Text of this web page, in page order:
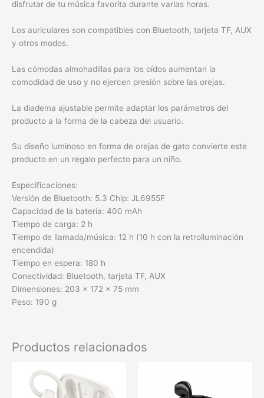
disfrutar de tu música favorita durante varias horas.
Los auriculares son compatibles con Bluetooth, tarjeta TF, AUX
y otros modos.
Las cómodas almohadillas para los oídos aumentan la
comodidad de uso y no ejercen presión sobre las orejas.
La diadema ajustable permite adaptar los parámetros del
producto a la forma de la cabeza del usuario.
Su diseño luminoso en forma de orejas de gato convierte este
producto en un regalo perfecto para un niño.
Especificaciones:
Versión de Bluetooth: 5.3 Chip: JL6955F
Capacidad de la batería: 400 mAh
Tiempo de carga: 2 h
Tiempo de llamada/música: 12 h (10 h con la retroiluminación
encendida)
Tiempo en espera: 180 h
Conectividad: Bluetooth, tarjeta TF, AUX
Dimensiones: 203 × 172 × 75 mm
Peso: 190 g
Productos relacionados